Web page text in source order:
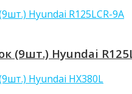
(9шт.) Hyundai